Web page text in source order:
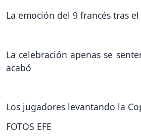
La emoción del 9 francés tras
La celebración apenas se
acabó
Los jugadores levantando la
FOTOS EFE